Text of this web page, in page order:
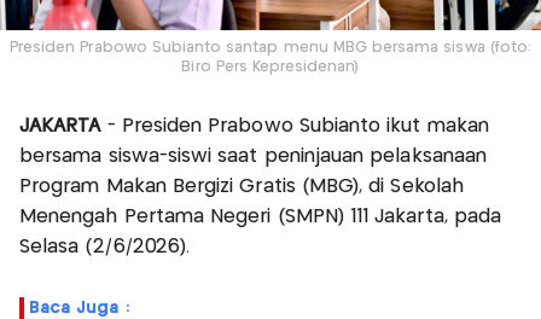
Presiden Prabowo Subianto santap menu MBG bersama siswa (foto:
Biro Pers Kepresidenan)
JAKARTA - Presiden Prabowo Subianto ikut makan
bersama siswa-siswi saat peninjauan pelaksanaan
Program Makan Bergizi Gratis (MBG), di Sekolah
Menengah Pertama Negeri (SMPN) 111 Jakarta, pada
Selasa (2/6/2026).
Baca Juga :